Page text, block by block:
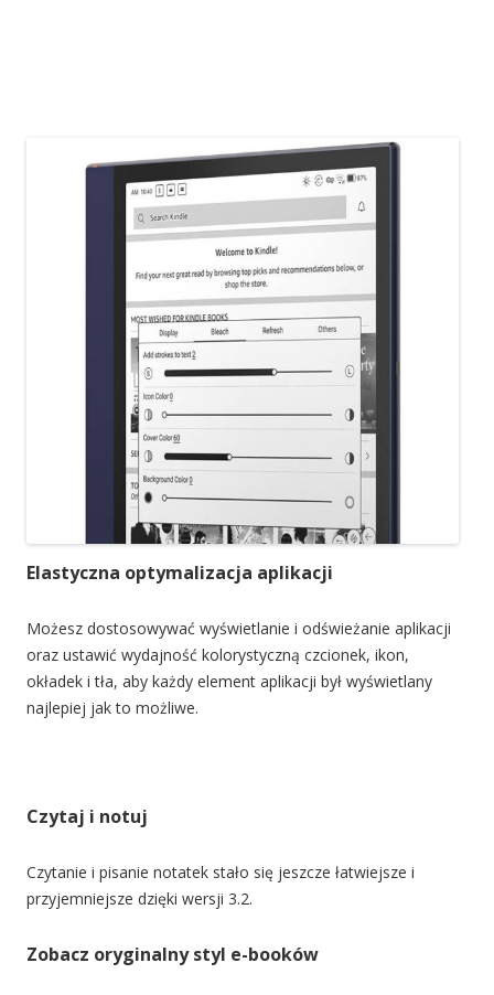
Elastyczna optymalizacja aplikacji
Możesz dostosowywać wyświetlanie i odświeżanie aplikacji
oraz ustawić wydajność kolorystyczną czcionek, ikon,
okładek i tła, aby każdy element aplikacji był wyświetlany
najlepiej jak to możliwe.
Czytaj i notuj
Czytanie i pisanie notatek stało się jeszcze łatwiejsze i
przyjemniejsze dzięki wersji 3.2.
Zobacz oryginalny styl e-booków